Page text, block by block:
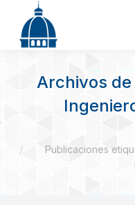
Archivos
Publicaciones